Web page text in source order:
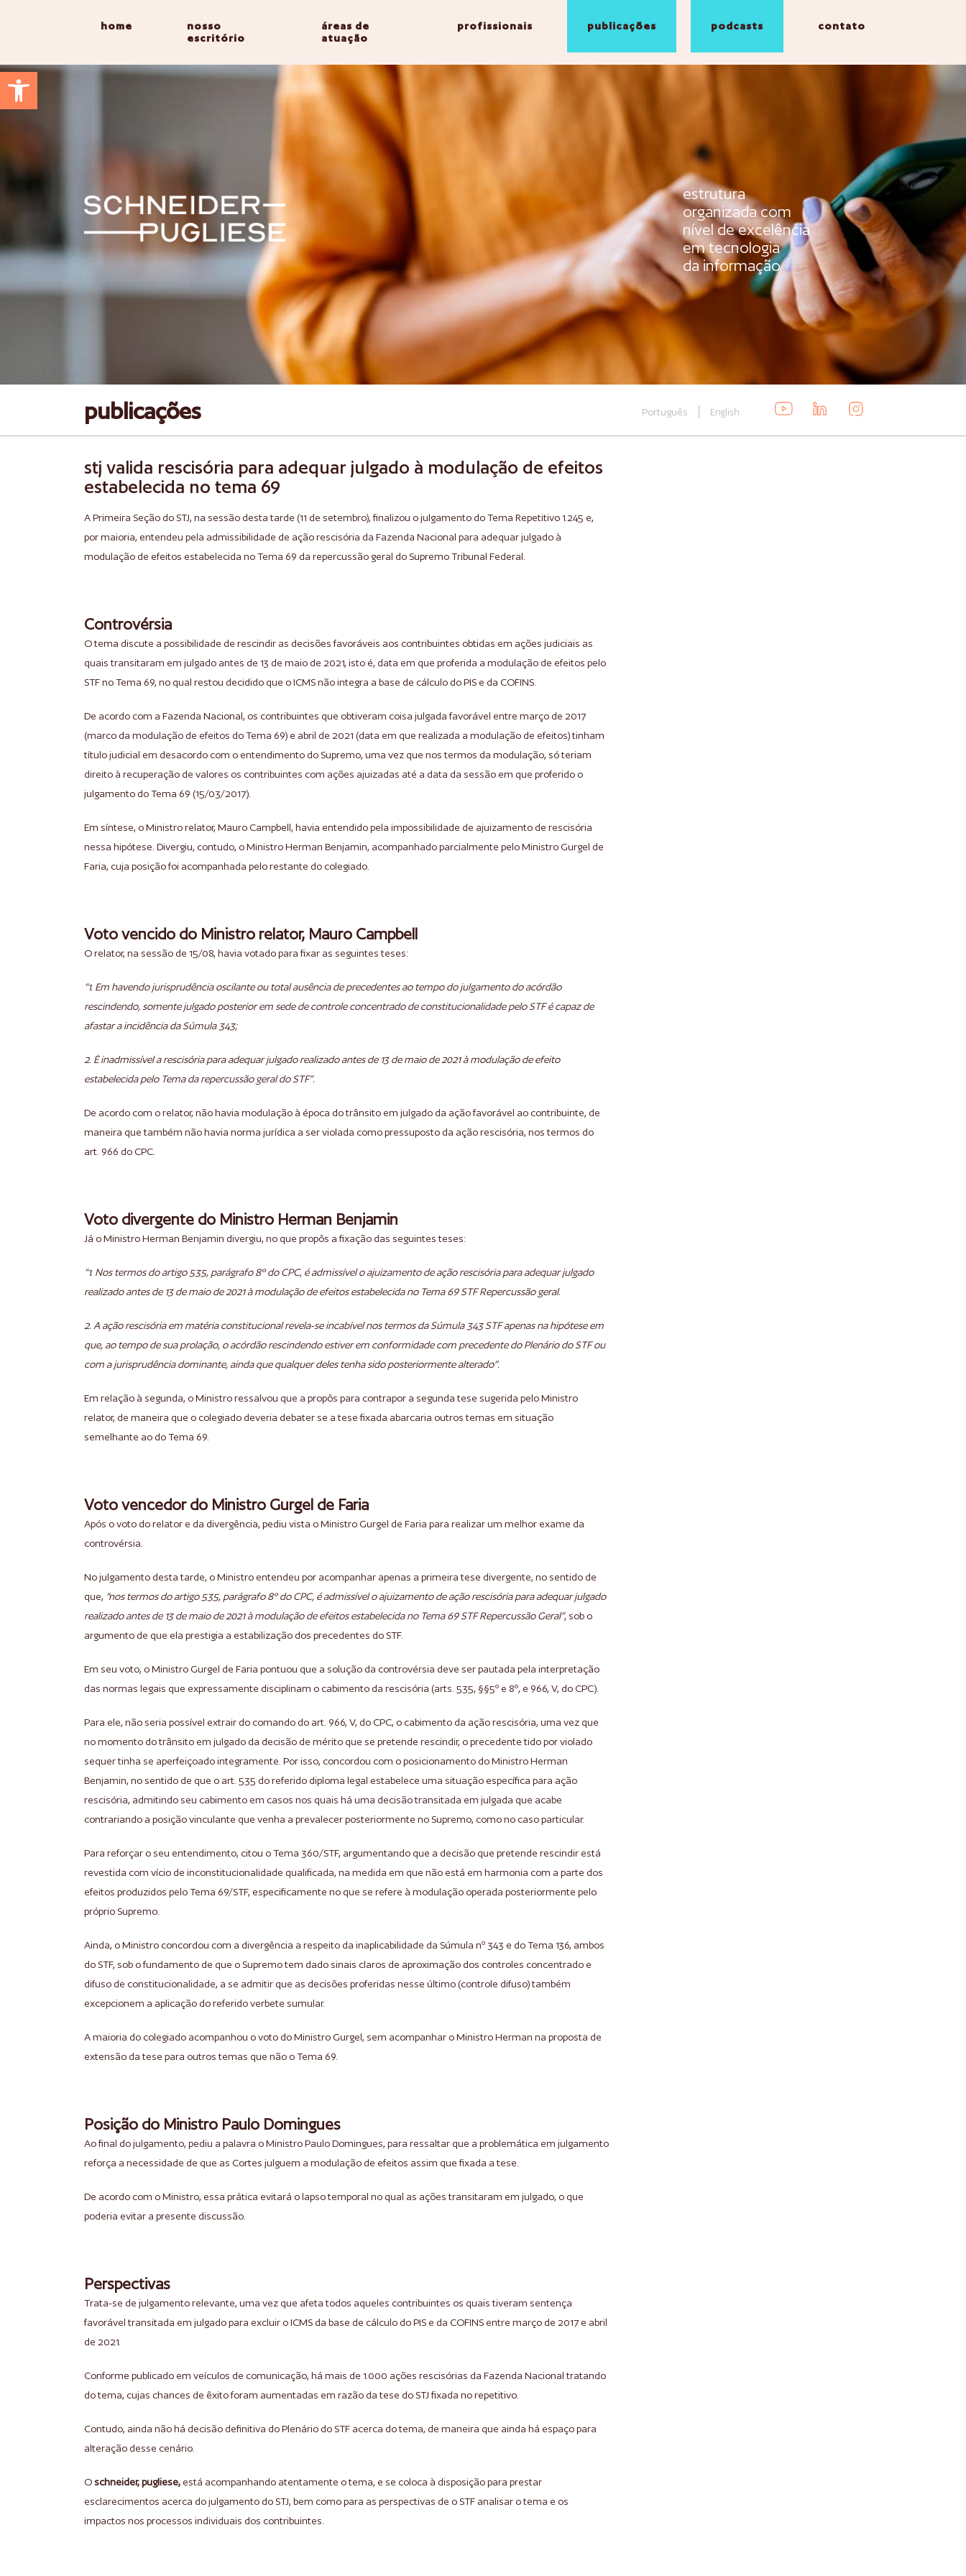
Abrir a barra de ferramentas
home
nosso
escritório
áreas de
atuação
profissionais publicações podcasts contato
estrutura
organizada com
nível de excelência
em tecnologia
da informação
publicações Português English
stj valida rescisória para adequar julgado à modulação de efeitos
estabelecida no tema 69
A Primeira Seção do STJ, na sessão desta tarde (11 de setembro), finalizou o julgamento do Tema Repetitivo 1.245 e,
por maioria, entendeu pela admissibilidade de ação rescisória da Fazenda Nacional para adequar julgado à
modulação de efeitos estabelecida no Tema 69 da repercussão geral do Supremo Tribunal Federal.
Controvérsia
O tema discute a possibilidade de rescindir as decisões favoráveis aos contribuintes obtidas em ações judiciais as
quais transitaram em julgado antes de 13 de maio de 2021, isto é, data em que proferida a modulação de efeitos pelo
STF no Tema 69, no qual restou decidido que o ICMS não integra a base de cálculo do PIS e da COFINS.
De acordo com a Fazenda Nacional, os contribuintes que obtiveram coisa julgada favorável entre março de 2017
(marco da modulação de efeitos do Tema 69) e abril de 2021 (data em que realizada a modulação de efeitos) tinham
título judicial em desacordo com o entendimento do Supremo, uma vez que nos termos da modulação, só teriam
direito à recuperação de valores os contribuintes com ações ajuizadas até a data da sessão em que proferido o
julgamento do Tema 69 (15/03/2017).
Em síntese, o Ministro relator, Mauro Campbell, havia entendido pela impossibilidade de ajuizamento de rescisória
nessa hipótese. Divergiu, contudo, o Ministro Herman Benjamin, acompanhado parcialmente pelo Ministro Gurgel de
Faria, cuja posição foi acompanhada pelo restante do colegiado.
Voto vencido do Ministro relator, Mauro Campbell
O relator, na sessão de 15/08, havia votado para fixar as seguintes teses:
“1. Em havendo jurisprudência oscilante ou total ausência de precedentes ao tempo do julgamento do acórdão
rescindendo, somente julgado posterior em sede de controle concentrado de constitucionalidade pelo STF é capaz de
afastar a incidência da Súmula 343;
2. É inadmissível a rescisória para adequar julgado realizado antes de 13 de maio de 2021 à modulação de efeito
estabelecida pelo Tema da repercussão geral do STF”.
De acordo com o relator, não havia modulação à época do trânsito em julgado da ação favorável ao contribuinte, de
maneira que também não havia norma jurídica a ser violada como pressuposto da ação rescisória, nos termos do
art. 966 do CPC.
Voto divergente do Ministro Herman Benjamin
Já o Ministro Herman Benjamin divergiu, no que propôs a fixação das seguintes teses:
“1. Nos termos do artigo 535, parágrafo 8º do CPC, é admissível o ajuizamento de ação rescisória para adequar julgado
realizado antes de 13 de maio de 2021 à modulação de efeitos estabelecida no Tema 69 STF Repercussão geral.
2. A ação rescisória em matéria constitucional revela-se incabível nos termos da Súmula 343 STF apenas na hipótese em
que, ao tempo de sua prolação, o acórdão rescindendo estiver em conformidade com precedente do Plenário do STF ou
com a jurisprudência dominante, ainda que qualquer deles tenha sido posteriormente alterado”.
Em relação à segunda, o Ministro ressalvou que a propôs para contrapor a segunda tese sugerida pelo Ministro
relator, de maneira que o colegiado deveria debater se a tese fixada abarcaria outros temas em situação
semelhante ao do Tema 69.
Voto vencedor do Ministro Gurgel de Faria
Após o voto do relator e da divergência, pediu vista o Ministro Gurgel de Faria para realizar um melhor exame da
controvérsia.
No julgamento desta tarde, o Ministro entendeu por acompanhar apenas a primeira tese divergente, no sentido de
que, “nos termos do artigo 535, parágrafo 8º do CPC, é admissível o ajuizamento de ação rescisória para adequar julgado
realizado antes de 13 de maio de 2021 à modulação de efeitos estabelecida no Tema 69 STF Repercussão Geral”, sob o
argumento de que ela prestigia a estabilização dos precedentes do STF.
Em seu voto, o Ministro Gurgel de Faria pontuou que a solução da controvérsia deve ser pautada pela interpretação
das normas legais que expressamente disciplinam o cabimento da rescisória (arts. 535, §§5º e 8º, e 966, V, do CPC).
Para ele, não seria possível extrair do comando do art. 966, V, do CPC, o cabimento da ação rescisória, uma vez que
no momento do trânsito em julgado da decisão de mérito que se pretende rescindir, o precedente tido por violado
sequer tinha se aperfeiçoado integramente. Por isso, concordou com o posicionamento do Ministro Herman
Benjamin, no sentido de que o art. 535 do referido diploma legal estabelece uma situação específica para ação
rescisória, admitindo seu cabimento em casos nos quais há uma decisão transitada em julgada que acabe
contrariando a posição vinculante que venha a prevalecer posteriormente no Supremo, como no caso particular.
Para reforçar o seu entendimento, citou o Tema 360/STF, argumentando que a decisão que pretende rescindir está
revestida com vício de inconstitucionalidade qualificada, na medida em que não está em harmonia com a parte dos
efeitos produzidos pelo Tema 69/STF, especificamente no que se refere à modulação operada posteriormente pelo
próprio Supremo.
Ainda, o Ministro concordou com a divergência a respeito da inaplicabilidade da Súmula nº 343 e do Tema 136, ambos
do STF, sob o fundamento de que o Supremo tem dado sinais claros de aproximação dos controles concentrado e
difuso de constitucionalidade, a se admitir que as decisões proferidas nesse último (controle difuso) também
excepcionem a aplicação do referido verbete sumular.
A maioria do colegiado acompanhou o voto do Ministro Gurgel, sem acompanhar o Ministro Herman na proposta de
extensão da tese para outros temas que não o Tema 69.
Posição do Ministro Paulo Domingues
Ao final do julgamento, pediu a palavra o Ministro Paulo Domingues, para ressaltar que a problemática em julgamento
reforça a necessidade de que as Cortes julguem a modulação de efeitos assim que fixada a tese.
De acordo com o Ministro, essa prática evitará o lapso temporal no qual as ações transitaram em julgado, o que
poderia evitar a presente discussão.
Perspectivas
Trata-se de julgamento relevante, uma vez que afeta todos aqueles contribuintes os quais tiveram sentença
favorável transitada em julgado para excluir o ICMS da base de cálculo do PIS e da COFINS entre março de 2017 e abril
de 2021.
Conforme publicado em veículos de comunicação, há mais de 1.000 ações rescisórias da Fazenda Nacional tratando
do tema, cujas chances de êxito foram aumentadas em razão da tese do STJ fixada no repetitivo.
Contudo, ainda não há decisão definitiva do Plenário do STF acerca do tema, de maneira que ainda há espaço para
alteração desse cenário.
Oschneider, pugliese, está acompanhando atentamente o tema, e se coloca à disposição para prestar
esclarecimentos acerca do julgamento do STJ, bem como para as perspectivas de o STF analisar o tema e os
impactos nos processos individuais dos contribuintes.